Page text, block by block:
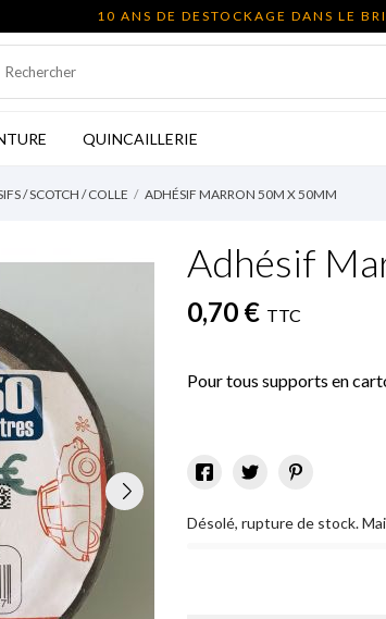
10 ANS DE DESTOCKAGE DANS LE
QUINCAILLERIE
/ SCOTCH / COLLE ADHÉSIF MARRON 50M X 50MM
Adhésif
0,70 € TTC
Pour tous supports en
Désolé, rupture de stock.